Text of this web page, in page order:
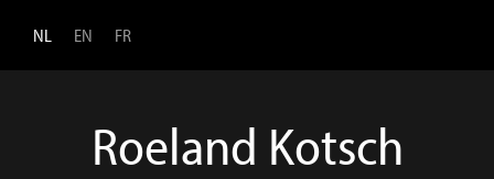
NL
EN FR
Roeland Kotsch